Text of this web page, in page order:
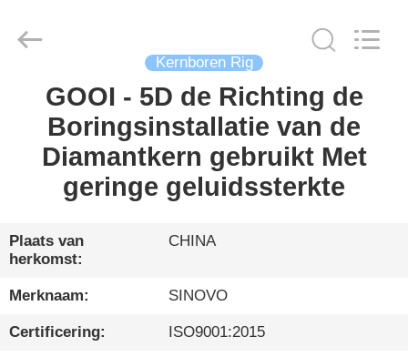
HUIS
PRODUCTEN
SHOW
ONGEVEER
ONS
Heavy
Industry
Kernboren Rig
GOOI - 5D de Richting de
Boringsinstallatie van de
Diamantkern gebruikt Met
geringe geluidssterkte
Plaats van
herkomst:
CHINA
Merknaam: SINOVO
Certificering: ISO9001:2015